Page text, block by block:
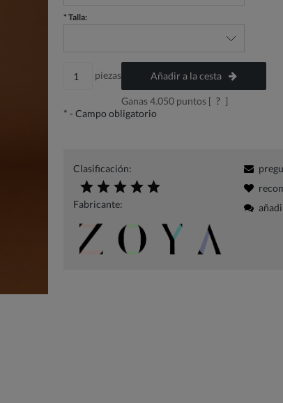
* Talla:
piezas Añadir a la cesta
Ganas4.050puntos [ ? ]
* - Campo obligatorio
Clasificación:
Fabricante: